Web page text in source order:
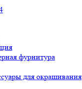
фурнитура
для окрашивания